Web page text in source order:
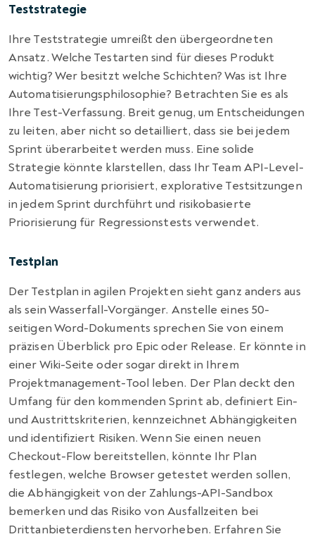
Teststrategie
Ihre Teststrategie umreißt den übergeordneten
Ansatz. Welche Testarten sind für dieses Produkt
wichtig? Wer besitzt welche Schichten? Was ist Ihre
Automatisierungsphilosophie? Betrachten Sie es als
Ihre Test-Verfassung. Breit genug, um Entscheidungen
zu leiten, aber nicht so detailliert, dass sie bei jedem
Sprint überarbeitet werden muss. Eine solide
Strategie könnte klarstellen, dass Ihr Team API-Level-
Automatisierung priorisiert, explorative Testsitzungen
in jedem Sprint durchführt und risikobasierte
Priorisierung für Regressionstests verwendet.
Testplan
Der Testplan in agilen Projekten sieht ganz anders aus
als sein Wasserfall-Vorgänger. Anstelle eines 50-
seitigen Word-Dokuments sprechen Sie von einem
präzisen Überblick pro Epic oder Release. Er könnte in
einer Wiki-Seite oder sogar direkt in Ihrem
Projektmanagement-Tool leben. Der Plan deckt den
Umfang für den kommenden Sprint ab, definiert Ein-
und Austrittskriterien, kennzeichnet Abhängigkeiten
und identifiziert Risiken. Wenn Sie einen neuen
Checkout-Flow bereitstellen, könnte Ihr Plan
festlegen, welche Browser getestet werden sollen,
die Abhängigkeit von der Zahlungs-API-Sandbox
bemerken und das Risiko von Ausfallzeiten bei
Drittanbieterdiensten hervorheben. Erfahren Sie